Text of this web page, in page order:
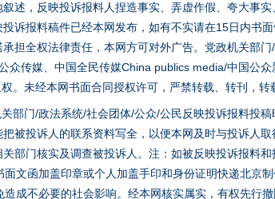
述，反映投诉报料人捏造事实、弄虚作假、夸大事
诉报料稿件已经本网发布，如有不实请在15日内书
担全权法律责任，本网方可对外广告。党政机关部
众传媒、中国全民传媒China publics media/中国公
。未经本网书面合同授权许可，严禁转载、转刊，转
部门/政法系统/社会团体/公众/公民反映投诉报料投
被投诉人的联系资料写全，以便本网及时与投诉人
部门核实及调查被投诉人。注：如被反映投诉报料
文函加盖印章或个人加盖手印和身份证明快递北京
成不必要的社会影响。经本网核实属实，有权先行